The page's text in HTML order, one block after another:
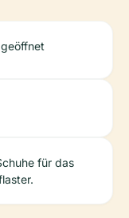
für das